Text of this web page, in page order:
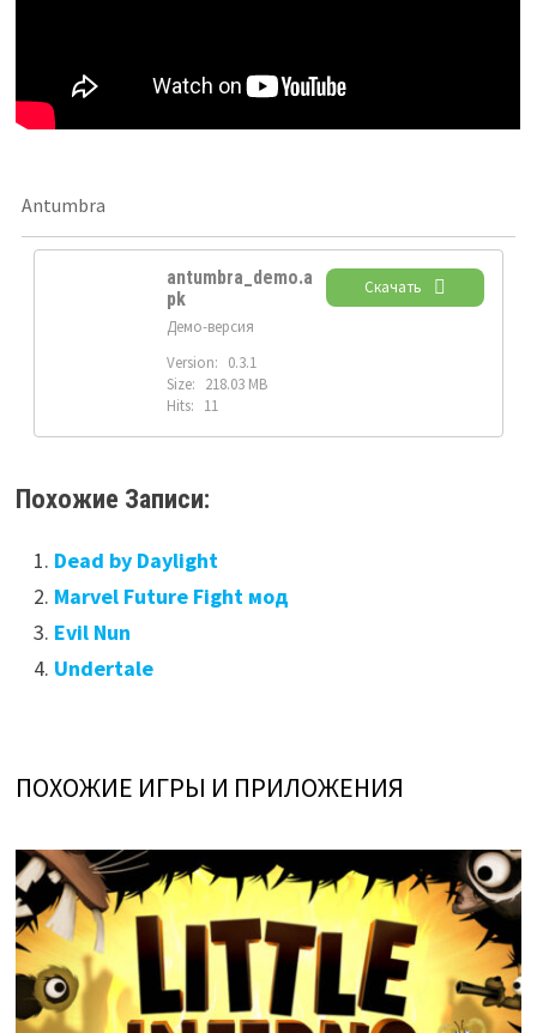
Antumbra
antumbra_demo.a
pk
Демо-версия
Version: 0.3.1
Size: 218.03 MB
Hits: 11
Скачать
Похожие Записи:
Dead by Daylight
Marvel Future Fight мод
Evil Nun
Undertale
ПОХОЖИЕ ИГРЫ И ПРИЛОЖЕНИЯ